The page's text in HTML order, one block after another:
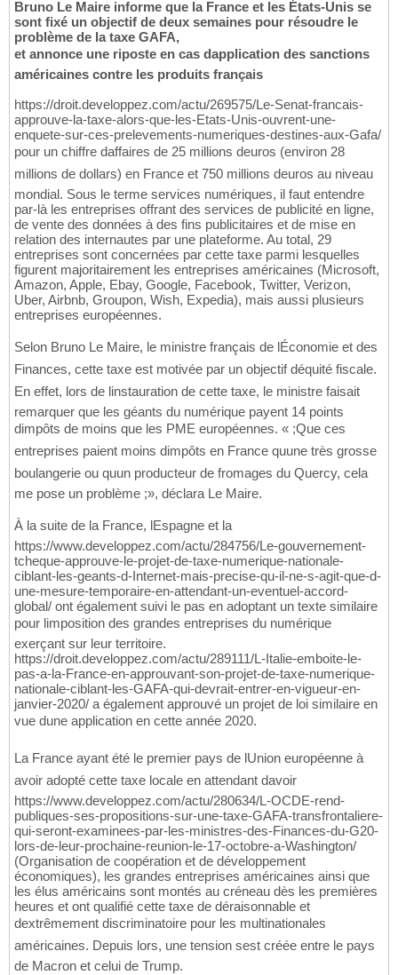
Bruno Le Maire informe que la France et les États-Unis se
sont fixé un objectif de deux semaines pour résoudre le
problème de la taxe GAFA,
et annonce une riposte en cas dapplication des sanctions
américaines contre les produits français
https://droit.developpez.com/actu/269575/Le-Senat-francais-
approuve-la-taxe-alors-que-les-Etats-Unis-ouvrent-une-
enquete-sur-ces-prelevements-numeriques-destines-aux-Gafa/
pour un chiffre daffaires de 25 millions deuros (environ 28
millions de dollars) en France et 750 millions deuros au niveau
mondial. Sous le terme services numériques, il faut entendre
par-là les entreprises offrant des services de publicité en ligne,
de vente des données à des fins publicitaires et de mise en
relation des internautes par une plateforme. Au total, 29
entreprises sont concernées par cette taxe parmi lesquelles
figurent majoritairement les entreprises américaines (Microsoft,
Amazon, Apple, Ebay, Google, Facebook, Twitter, Verizon,
Uber, Airbnb, Groupon, Wish, Expedia), mais aussi plusieurs
entreprises européennes.
Selon Bruno Le Maire, le ministre français de lÉconomie et des
Finances, cette taxe est motivée par un objectif déquité fiscale.
En effet, lors de linstauration de cette taxe, le ministre faisait
remarquer que les géants du numérique payent 14 points
dimpôts de moins que les PME européennes. « ;Que ces
entreprises paient moins dimpôts en France quune très grosse
boulangerie ou quun producteur de fromages du Quercy, cela
me pose un problème ;», déclara Le Maire.
À la suite de la France, lEspagne et la
https://www.developpez.com/actu/284756/Le-gouvernement-
tcheque-approuve-le-projet-de-taxe-numerique-nationale-
ciblant-les-geants-d-Internet-mais-precise-qu-il-ne-s-agit-que-d-
une-mesure-temporaire-en-attendant-un-eventuel-accord-
global/ ont également suivi le pas en adoptant un texte similaire
pour limposition des grandes entreprises du numérique
exerçant sur leur territoire.
https://droit.developpez.com/actu/289111/L-Italie-emboite-le-
pas-a-la-France-en-approuvant-son-projet-de-taxe-numerique-
nationale-ciblant-les-GAFA-qui-devrait-entrer-en-vigueur-en-
janvier-2020/ a également approuvé un projet de loi similaire en
vue dune application en cette année 2020.
La France ayant été le premier pays de lUnion européenne à
avoir adopté cette taxe locale en attendant davoir
https://www.developpez.com/actu/280634/L-OCDE-rend-
publiques-ses-propositions-sur-une-taxe-GAFA-transfrontaliere-
qui-seront-examinees-par-les-ministres-des-Finances-du-G20-
lors-de-leur-prochaine-reunion-le-17-octobre-a-Washington/
(Organisation de coopération et de développement
économiques), les grandes entreprises américaines ainsi que
les élus américains sont montés au créneau dès les premières
heures et ont qualifié cette taxe de déraisonnable et
dextrêmement discriminatoire pour les multinationales
américaines. Depuis lors, une tension sest créée entre le pays
de Macron et celui de Trump.